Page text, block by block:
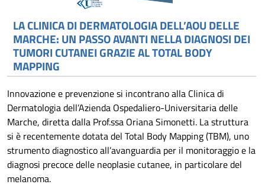
LA CLINICA DI DERMATOLOGIA DELL’AOU DELLE
MARCHE: UN PASSO AVANTI NELLA DIAGNOSI DEI
TUMORI CUTANEI GRAZIE AL TOTAL BODY
MAPPING
Innovazione e prevenzione si incontrano alla Clinica di
Dermatologia dell’Azienda Ospedaliero-Universitaria delle
Marche, diretta dalla Prof.ssa Oriana Simonetti. La struttura
si è recentemente dotata del Total Body Mapping (TBM), uno
strumento diagnostico all’avanguardia per il monitoraggio e la
diagnosi precoce delle neoplasie cutanee, in particolare del
melanoma.